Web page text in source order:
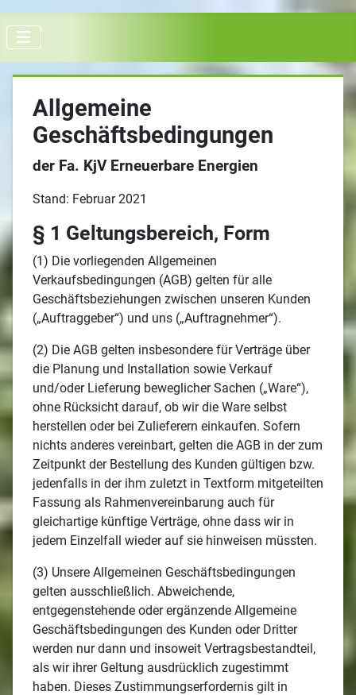
Allgemeine
Geschäftsbedingungen
der Fa. KjV Erneuerbare Energien
Stand: Februar 2021
§ 1 Geltungsbereich, Form
(1) Die vorliegenden Allgemeinen
Verkaufsbedingungen (AGB) gelten für alle
Geschäftsbeziehungen zwischen unseren Kunden
(„Auftraggeber“) und uns („Auftragnehmer“).
(2) Die AGB gelten insbesondere für Verträge über
die Planung und Installation sowie Verkauf
und/oder Lieferung beweglicher Sachen („Ware“),
ohne Rücksicht darauf, ob wir die Ware selbst
herstellen oder bei Zulieferern einkaufen. Sofern
nichts anderes vereinbart, gelten die AGB in der zum
Zeitpunkt der Bestellung des Kunden gültigen bzw.
jedenfalls in der ihm zuletzt in Textform mitgeteilten
Fassung als Rahmenvereinbarung auch für
gleichartige künftige Verträge, ohne dass wir in
jedem Einzelfall wieder auf sie hinweisen müssten.
(3) Unsere Allgemeinen Geschäftsbedingungen
gelten ausschließlich. Abweichende,
entgegenstehende oder ergänzende Allgemeine
Geschäftsbedingungen des Kunden oder Dritter
werden nur dann und insoweit Vertragsbestandteil,
als wir ihrer Geltung ausdrücklich zugestimmt
haben. Dieses Zustimmungserfordernis gilt in